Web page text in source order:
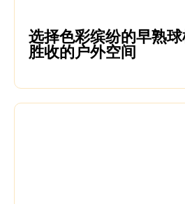
选择色彩缤纷的早熟
胜收的户外空间